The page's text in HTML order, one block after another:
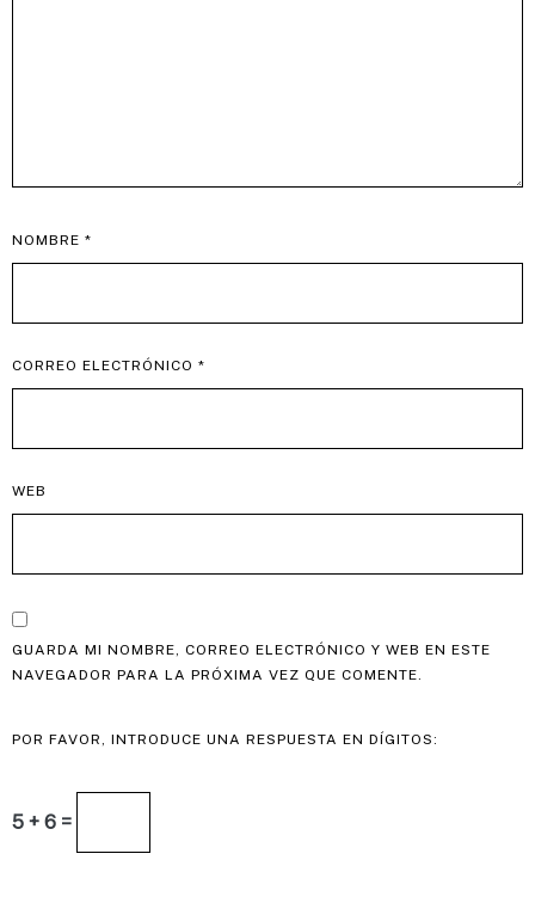
NOMBRE *
CORREO ELECTRÓNICO *
WEB
GUARDA MI NOMBRE, CORREO ELECTRÓNICO Y WEB EN ESTE
NAVEGADOR PARA LA PRÓXIMA VEZ QUE COMENTE.
POR FAVOR, INTRODUCE UNA RESPUESTA EN DÍGITOS:
5 + 6 =